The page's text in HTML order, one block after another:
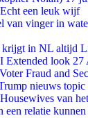
een leuk wijf
van vinger in
krijgt in NL altijd
look 27
Fraud and
nieuws topic
van
een relatie